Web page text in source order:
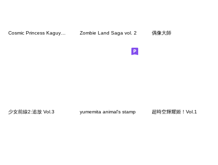
Cosmic Princess Kaguya! Vol.1 Zombie Land Saga vol. 2 偶像大師
少女前線2:追放 Vol.3 yumemita animal's stamp 超時空輝耀姬！Vol.1